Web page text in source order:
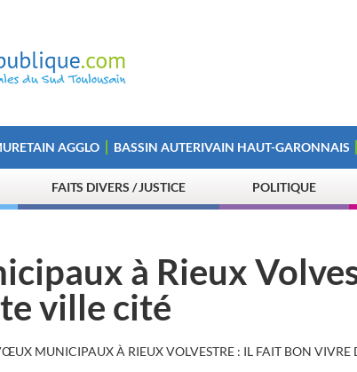
AGGLO BASSIN AUTERIVAIN HAUT-GARONNAIS
FAITS DIVERS / JUSTICE POLITIQUE
à Rieux
ville cité
MUNICIPAUX À RIEUX VOLVESTRE : IL FAIT BON VIVRE